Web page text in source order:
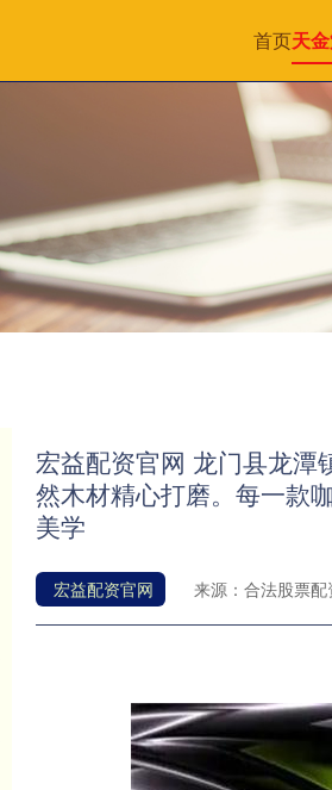
首页天
宏益配资官网 龙门县龙潭
然木材精心打磨。每一款
美学
宏益配资官网 来源：合法股票配